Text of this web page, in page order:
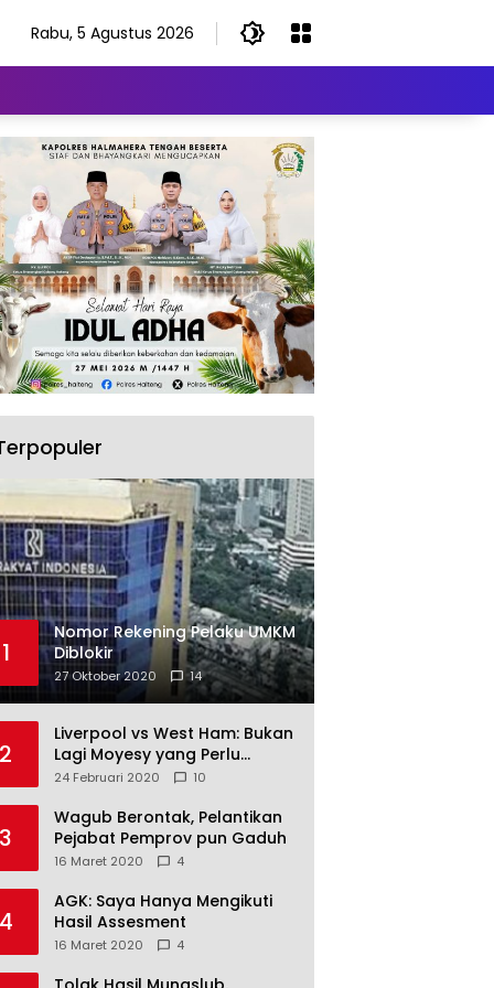
Rabu, 5 Agustus 2026
1
Nomor Rekening Pelaku UMKM
Diblokir
27 Oktober 2020 14
2
Liverpool vs West Ham: Bukan
Lagi Moyesy yang Perlu
Ditakuti
24 Februari 2020 10
3
Wagub Berontak, Pelantikan
Pejabat Pemprov pun Gaduh
16 Maret 2020 4
4
AGK: Saya Hanya Mengikuti
Hasil Assesment
16 Maret 2020 4